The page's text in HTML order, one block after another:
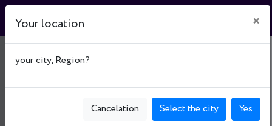
"ТУРИСТИЧНА ФІРМА
01135, Kyiv oblast - Kyiv, Kyiv, Шевченківський р-
н, вул. Златоустівська, буд. 2/4
Your location ×
your city, Region?
Cancelation Select the city Yes